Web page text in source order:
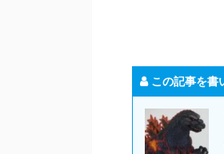
この記事を書